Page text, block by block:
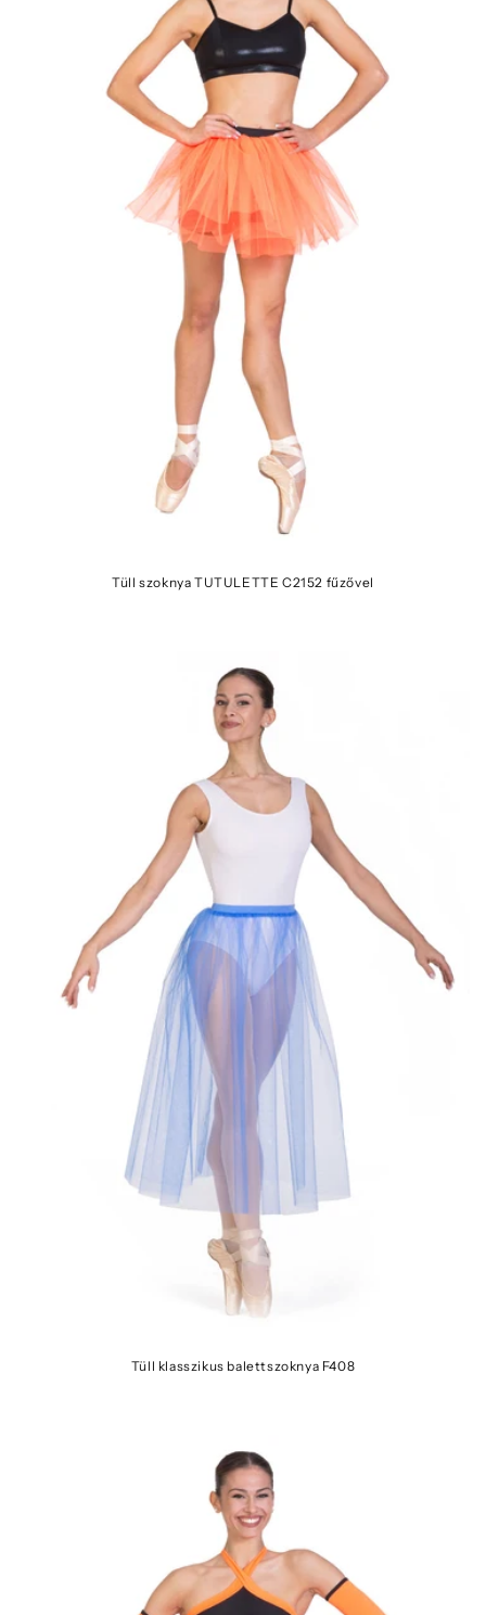
Tüll szoknya TUTULETTE C2152 fűzővel
Tüll klasszikus balettszoknya F408